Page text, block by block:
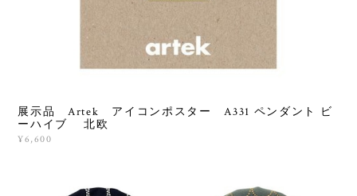
展示品 Artek アイコンポスター A331 ペンダント ビ
ーハイブ 北欧
¥6,600